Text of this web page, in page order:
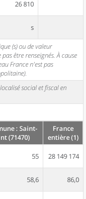
26 810
s
(s) ou de valeur
être renseignés. À cause
France n'est pas
social et fiscal en
: Saint-
(71470)
France
entière (1)
55 28 149 174
58,6 86,0